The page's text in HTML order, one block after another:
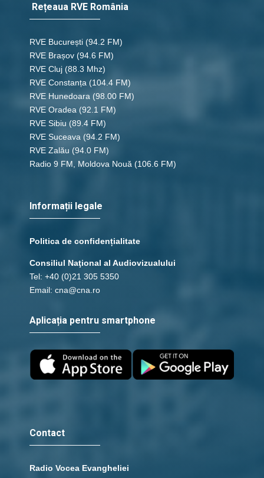
Rețeaua RVE România
RVE București (94.2 FM)
RVE Brașov (94.6 FM)
RVE Cluj (88.3 Mhz)
RVE Constanța (104.4 FM)
RVE Hunedoara (98.00 FM)
RVE Oradea (92.1 FM)
RVE Sibiu (89.4 FM)
RVE Suceava (94.2 FM)
RVE Zalău (94.0 FM)
Radio 9 FM, Moldova Nouă (106.6 FM)
Informații legale
Politica de confidențialitate
Consiliul Naţional al Audiovizualului
Tel: +40 (0)21 305 5350
Email: cna@cna.ro
Aplicația pentru smartphone
Contact
Radio Vocea Evangheliei